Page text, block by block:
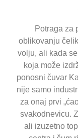
Potraga za
oblikovanju
volju, ali kada
koja može
ponosni čuvar
nije samo
za onaj prvi
svakodnevicu.
ali izuzetno